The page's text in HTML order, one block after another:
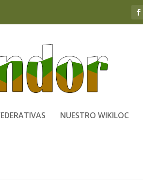
NUESTRO WIKILOC